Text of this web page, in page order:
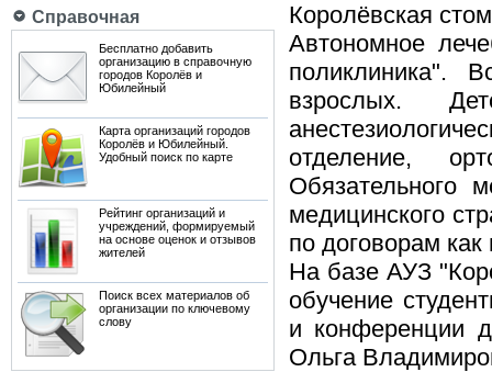
Справочная
Бесплатно добавить
организацию в справочную
городов Королёв и
Юбилейный
Карта организаций городов
Королёв и Юбилейный.
Удобный поиск по карте
Рейтинг организаций и
учреждений, формируемый
на основе оценок и отзывов
жителей
Поиск всех материалов об
организации по ключевому
слову
Королёвская
Автономное
поликлиника".
взрослых.
отделение,
Обязательного
медицинского
по договорам
На базе АУЗ
обучение
и конференции
Ольга